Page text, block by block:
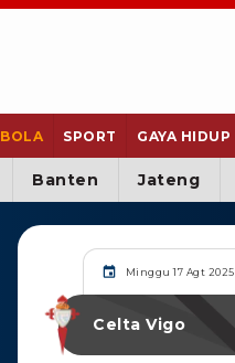
BOLA SPORT GAYA HIDUP
Banten Jateng
Minggu 17 Agt 2025
Celta Vigo